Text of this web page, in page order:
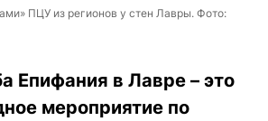
ПЦУ из регионов у стен Лавры. Фото:
Епифания в Лавре – это
мероприятие по